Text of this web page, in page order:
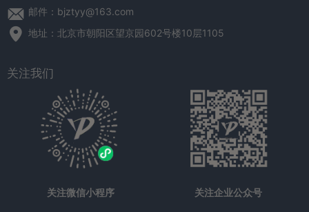
邮件：bjztyy@163.com
地址：北京市朝阳区望京园602号楼10层1105
关注我们
关注微信小程序 关注企业公众号